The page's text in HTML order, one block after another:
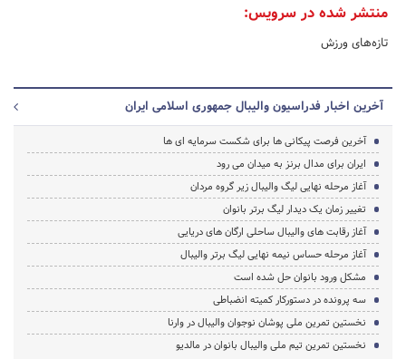
منتشر شده در سرویس:
تازه‌های ورزش
آخرین اخبار فدراسیون والیبال جمهوری اسلامی ایران
آخرین فرصت پیکانی ها برای شکست سرمایه ای ها
ایران برای مدال برنز به میدان می رود
آغاز مرحله نهایی لیگ والیبال زیر گروه مردان
تغییر زمان یک دیدار لیگ برتر بانوان
آغاز رقابت های والیبال ساحلی ارگان های دریایی
آغاز مرحله حساس نیمه نهایی لیگ برتر والیبال
مشکل ورود بانوان حل شده است
سه پرونده در دستورکار کمیته انضباطی
نخستین تمرین ملی پوشان نوجوان والیبال در وارنا
نخستین تمرین تیم ملی والیبال بانوان در مالدیو